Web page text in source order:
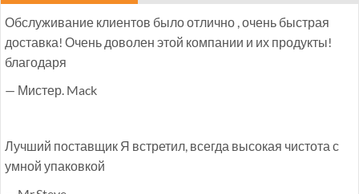
Обслуживание клиентов было отлично , очень быстрая
доставка! Очень доволен этой компании и их продукты!
благодаря
— Мистер. Mack
Лучший поставщик Я встретил, всегда высокая чистота с
умной упаковкой